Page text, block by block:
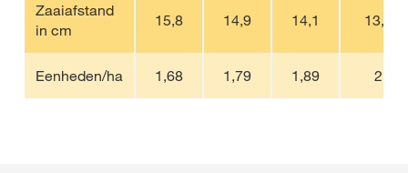
Zaaiafstand
in cm
15,8 14,9 14,1 13,3
Eenheden/ha 1,68 1,79 1,89 2